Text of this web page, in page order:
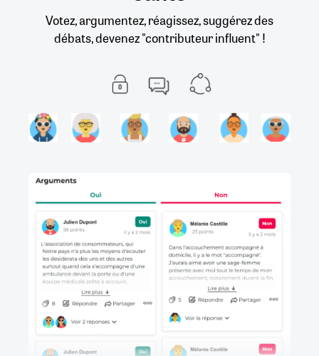
Votez, argumentez, réagissez, suggérez des
débats, devenez "contributeur influent" !